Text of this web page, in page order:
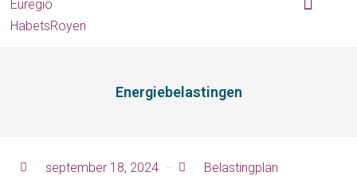
Energiebelastingen
september 18, 2024 Belastingplan